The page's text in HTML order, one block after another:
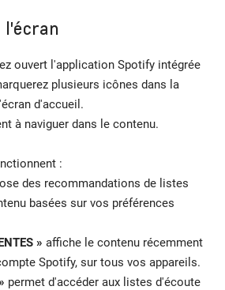
l'écran
ouvert l'application Spotify intégrée
plusieurs icônes dans la
d'accueil.
à naviguer dans le contenu.
:
des recommandations de listes
basées sur vos préférences
» affiche le contenu récemment
Spotify, sur tous vos appareils.
permet d'accéder aux listes d'écoute